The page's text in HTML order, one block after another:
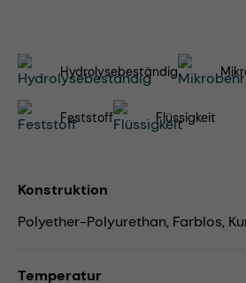
Hydrolysebeständig
Feststoff Flüssigkeit
Konstruktion
Polyether-Polyurethan, Farblos,
Temperatur